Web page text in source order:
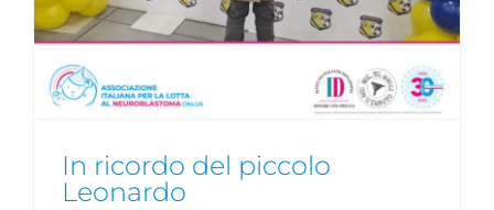
In ricordo del piccolo
Leonardo